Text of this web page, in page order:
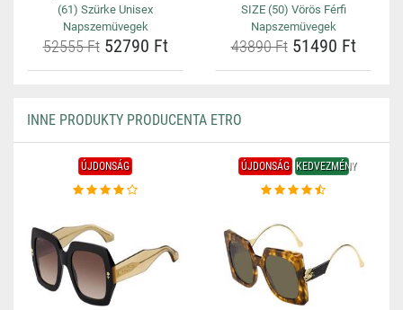
(61) Szürke Unisex
Napszemüvegek
52555 Ft52790 Ft
SIZE (50) Vörös Férfi
Napszemüvegek
43890 Ft51490 Ft
INNE PRODUKTY PRODUCENTA ETRO
ÚJDONSÁG ÚJDONSÁG KEDVEZMÉNY